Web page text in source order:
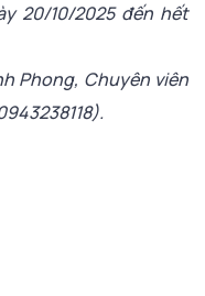
20/10/2025 đến hết
Phong, Chuyên viên